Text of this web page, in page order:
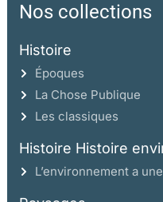
Nos collections
Histoire
Époques
La Chose Publique
Les classiques
Histoire Histoire
L’environnement a